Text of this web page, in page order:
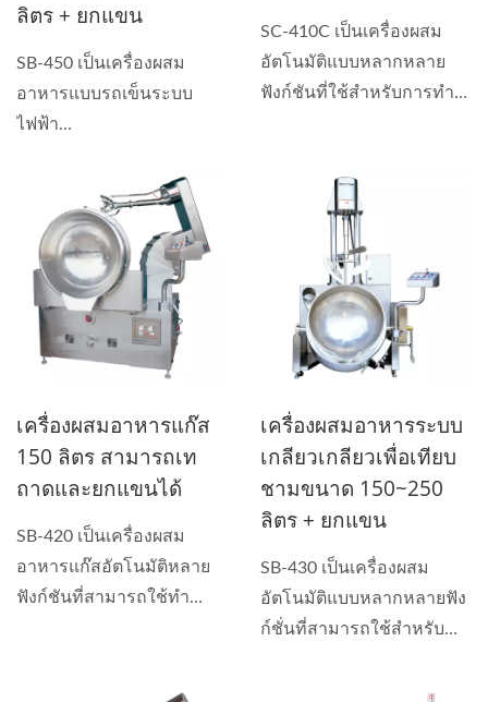
ลิตร + ยกแขน
SB-450 เป็นเครื่องผสม
อาหารแบบรถเข็นระบบ
ไฟฟ้า...
SC-410C เป็นเครื่องผสม
อัตโนมัติแบบหลากหลาย
ฟังก์ชันที่ใช้สำหรับการทำ
เครื่องผสมอาหารแก๊ส
150 ลิตร สามารถเท
ถาดและยกแขนได้
SB-420 เป็นเครื่องผสม
อาหารแก๊สอัตโนมัติหลาย
ฟังก์ชันที่สามารถใช้ทำ
เครื่องผสมอาหารระบบ
เกลียวเกลียวเพื่อเทียบ
ชามขนาด 150~250
ลิตร + ยกแขน
SB-430 เป็นเครื่องผสม
อัตโนมัติแบบหลากหลายฟัง
ก์ชั่นที่สามารถใช้สำหรับ